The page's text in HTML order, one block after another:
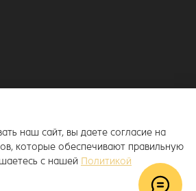
магазин бренда Toucankids, товары для
постарше
наш сайт, вы даете согласие на
которые обеспечивают правильную
с нашей Политикой